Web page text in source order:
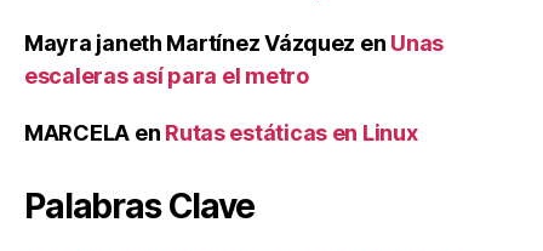
Mayra janeth Martínez Vázquez en Unas
escaleras así para el metro
MARCELA en Rutas estáticas en Linux
Palabras Clave